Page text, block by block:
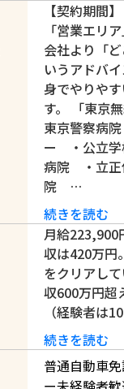
【契約期間
「営業エリ
会社より「
いうアドバ
身でやりや
す。 「東京
東京警察病
ー ・公立学
病院 ・立正
院 …
続きを読む
月給
収は420万円
をクリアし
収600万円超
（経験者は
続きを読む
普通自動車